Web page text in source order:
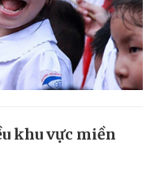
khu vực miền